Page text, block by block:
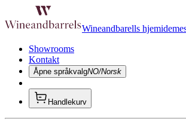
Wineandbarells
Showrooms
Kontakt
Åpne språkvalgNO/Norsk
Handlekurv